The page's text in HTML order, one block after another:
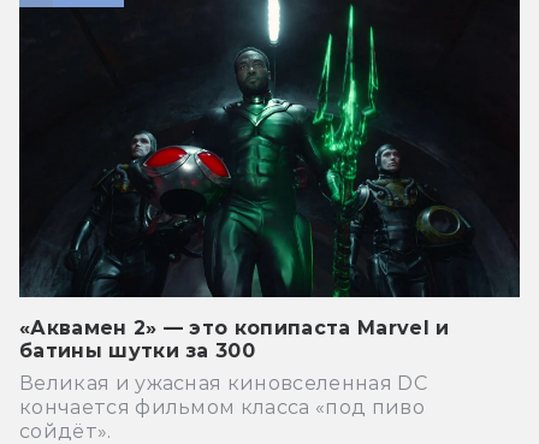
«Аквамен 2» — это копипаста Marvel и
батины шутки за 300
Великая и ужасная киновселенная DC
кончается фильмом класса «под пиво
сойдёт».